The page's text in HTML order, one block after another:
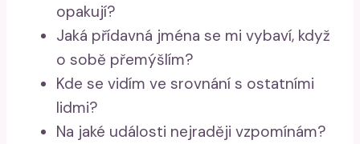
opakují?
Jaká přídavná jména se mi vybaví, když
o sobě přemýšlím?
Kde se vidím ve srovnání s ostatními
lidmi?
Na jaké události nejraději vzpomínám?